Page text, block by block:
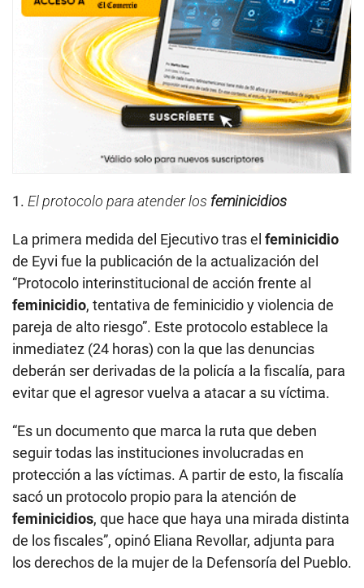
1. El protocolo para atender los feminicidios
La primera medida del Ejecutivo tras el feminicidio
de Eyvi fue la publicación de la actualización del
“Protocolo interinstitucional de acción frente al
feminicidio, tentativa de feminicidio y violencia de
pareja de alto riesgo”. Este protocolo establece la
inmediatez (24 horas) con la que las denuncias
deberán ser derivadas de la policía a la fiscalía, para
evitar que el agresor vuelva a atacar a su víctima.
“Es un documento que marca la ruta que deben
seguir todas las instituciones involucradas en
protección a las víctimas. A partir de esto, la fiscalía
sacó un protocolo propio para la atención de
feminicidios, que hace que haya una mirada distinta
de los fiscales”, opinó Eliana Revollar, adjunta para
los derechos de la mujer de la Defensoría del Pueblo.